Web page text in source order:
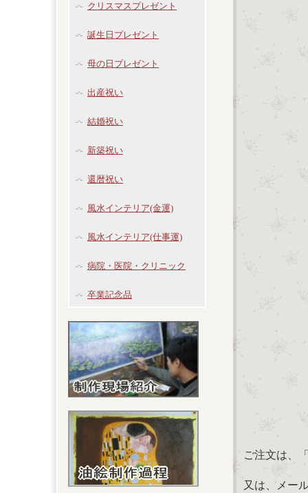
クリスマスプレゼント
誕生日プレゼント
母の日プレゼント
出産祝い
結婚祝い
新築祝い
還暦祝い
風水インテリア(金運)
風水インテリア(仕事運)
病院・医院・クリニック
卒業記念品
ご注文は、
又は、メー